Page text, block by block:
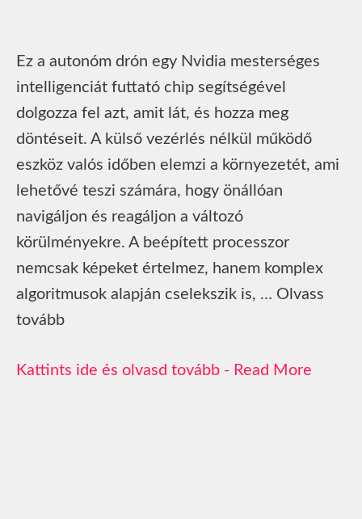
Ez a autonóm drón egy Nvidia mesterséges
intelligenciát futtató chip segítségével
dolgozza fel azt, amit lát, és hozza meg
döntéseit. A külső vezérlés nélkül működő
eszköz valós időben elemzi a környezetét, ami
lehetővé teszi számára, hogy önállóan
navigáljon és reagáljon a változó
körülményekre. A beépített processzor
nemcsak képeket értelmez, hanem komplex
algoritmusok alapján cselekszik is, … Olvass
tovább
Read More